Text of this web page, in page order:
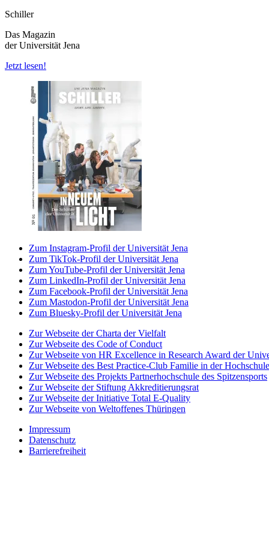
Schiller
Das Magazin
der Universität Jena
Jetzt lesen!
Zum Instagram-Profil der Universität Jena
Zum TikTok-Profil der Universität Jena
Zum YouTube-Profil der Universität Jena
Zum LinkedIn-Profil der Universität Jena
Zum Facebook-Profil der Universität Jena
Zum Mastodon-Profil der Universität Jena
Zum Bluesky-Profil der Universität Jena
Zur Webseite der Charta der Vielfalt
Zur Webseite des Code of Conduct
Zur Webseite von HR Excellence in Research Award der
Zur Webseite des Best Practice-Club Familie in der Hochschule
Zur Webseite des Projekts Partnerhochschule des Spitzensports
Zur Webseite der Stiftung Akkreditierungsrat
Zur Webseite der Initiative Total E-Quality
Zur Webseite von Weltoffenes Thüringen
Impressum
Datenschutz
Barrierefreiheit